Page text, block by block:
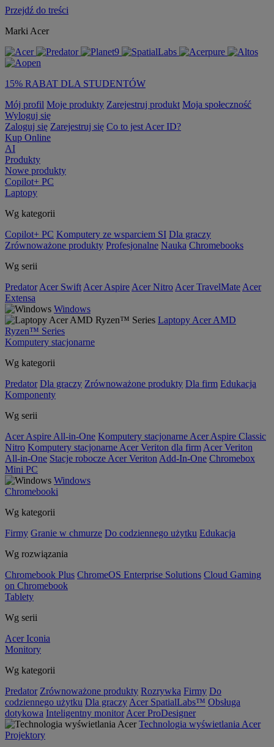
Przejdź do treści
Marki Acer
15% RABAT DLA STUDENTÓW
Mój profil Moje produkty Zarejestruj produkt Moja społeczność
Wyloguj się
Zaloguj się Zarejestruj się Co to jest Acer ID?
Kup Online
AI
Produkty
Nowe produkty
Copilot+ PC
Laptopy
Wg kategorii
Copilot+ PC Komputery ze wsparciem SI Dla graczy
Zrównoważone produkty Profesjonalne Nauka Chromebooks
Wg serii
Predator Acer Swift Acer Aspire Acer Nitro Acer TravelMate Acer
Extensa
Windows
Laptopy Acer AMD
Ryzen™ Series
Komputery stacjonarne
Wg kategorii
Predator Dla graczy Zrównoważone produkty Dla firm Edukacja
Komponenty
Wg serii
Acer Aspire All-in-One Komputery stacjonarne Acer Aspire Classic
Nitro Komputery stacjonarne Acer Veriton dla firm Acer Veriton
All-in-One Stacje robocze Acer Veriton Add-In-One Chromebox
Mini PC
Windows
Chromebooki
Wg kategorii
Firmy Granie w chmurze Do codziennego użytku Edukacja
Wg rozwiązania
Chromebook Plus ChromeOS Enterprise Solutions Cloud Gaming
on Chromebook
Tablety
Wg serii
Acer Iconia
Monitory
Wg kategorii
Predator Zrównoważone produkty Rozrywka Firmy Do
codziennego użytku Dla graczy Acer SpatialLabs™ Obsługa
dotykowa Inteligentny monitor Acer ProDesigner
Technologia wyświetlania Acer
Projektory